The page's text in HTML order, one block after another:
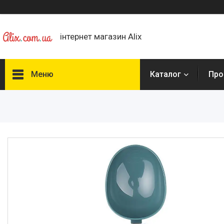
інтернет магазин Alix
Меню Каталог